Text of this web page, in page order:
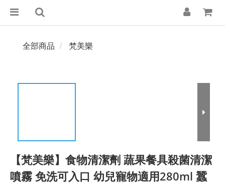
全部商品 梵美樂
【梵美樂】食物清潔劑 蔬果餐具殺菌清潔
噴霧 免洗可入口 幼兒寵物適用280ml 蠶